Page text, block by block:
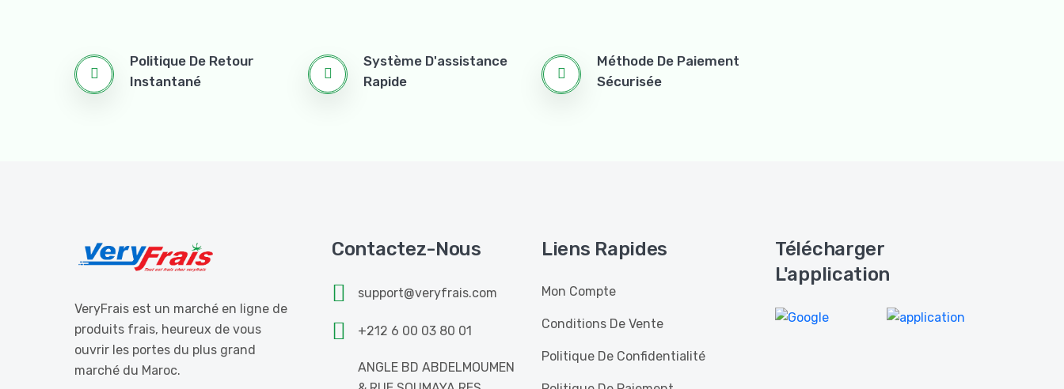
Politique De Retour
Instantané
Système D'assistance
Rapide
Méthode De Paiement
Sécurisée
VeryFrais est un marché en ligne de
produits frais, heureux de vous
ouvrir les portes du plus grand
marché du Maroc.
Contactez-Nous
support@veryfrais.com
+212 6 00 03 80 01
ANGLE BD ABDELMOUMEN
Liens Rapides
Mon Compte
Conditions De Vente
Politique De Confidentialité
Télécharger
L'application